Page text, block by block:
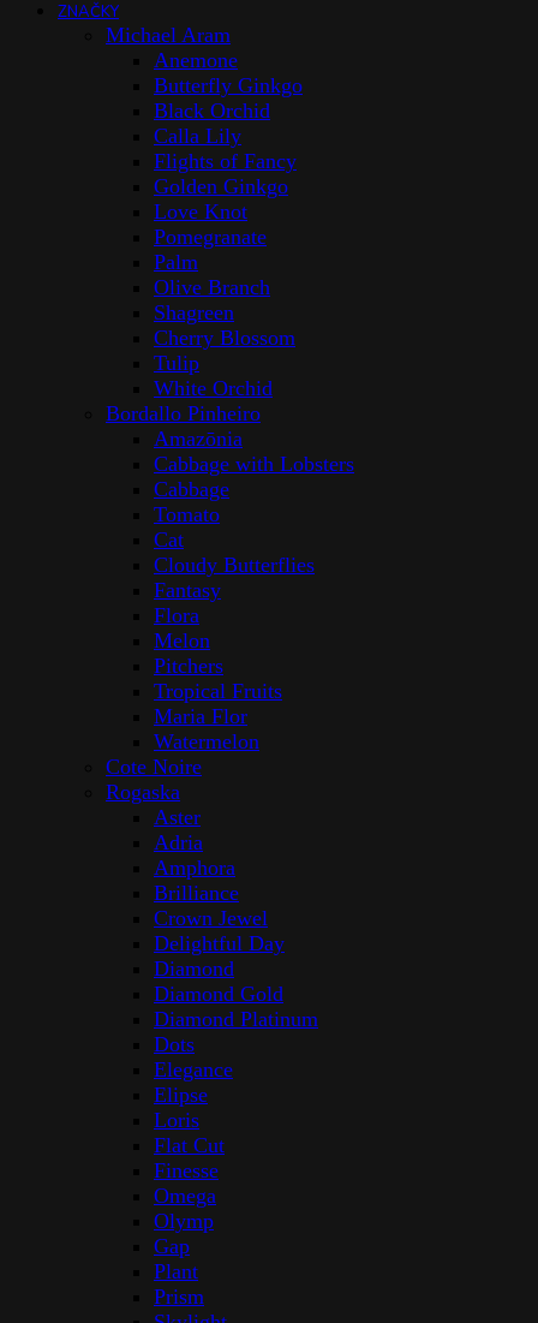
ZNAČKY
Michael Aram
Anemone
Butterfly Ginkgo
Black Orchid
Calla Lily
Flights of Fancy
Golden Ginkgo
Love Knot
Pomegranate
Palm
Olive Branch
Shagreen
Cherry Blossom
Tulip
White Orchid
Bordallo Pinheiro
Amazōnia
Cabbage with Lobsters
Cabbage
Tomato
Cat
Cloudy Butterflies
Fantasy
Flora
Melon
Pitchers
Tropical Fruits
Maria Flor
Watermelon
Cote Noire
Rogaska
Aster
Adria
Amphora
Brilliance
Crown Jewel
Delightful Day
Diamond
Diamond Gold
Diamond Platinum
Dots
Elegance
Elipse
Loris
Flat Cut
Finesse
Omega
Olymp
Gap
Plant
Prism